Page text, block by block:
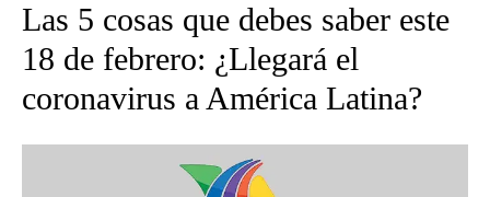
Las 5 cosas que debes saber este
18 de febrero: ¿Llegará el
coronavirus a América Latina?